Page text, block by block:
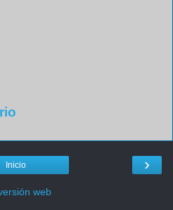
›
Inicio
web